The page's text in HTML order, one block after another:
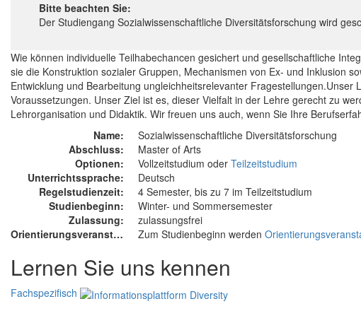
Bitte beachten Sie:
Der Studiengang Sozialwissenschaftliche Diversitätsforschung wird
Wie können individuelle Teilhabechancen gesichert und gesellschaftliche
sie die Konstruktion sozialer Gruppen, Mechanismen von Ex- und Inklusion
Entwicklung und Bearbeitung ungleichheitsrelevanter
Voraussetzungen. Unser Ziel ist es, dieser Vielfalt in der Lehre gerecht zu
Lehrorganisation und Didaktik. Wir freuen uns auch, wenn Sie Ihre
Name:
Sozialwissenschaftliche Diversitätsforschung
Abschluss:
Master of Arts
Optionen:
Vollzeitstudium oder Teilzeitstudium
Unterrichtssprache:
Deutsch
Regelstudienzeit:
4 Semester, bis zu 7 im Teilzeitstudium
Studienbeginn:
Winter- und Sommersemester
Zulassung:
zulassungsfrei
Orientierungsveranstaltung:
Zum Studienbeginn werden
Lernen Sie uns kennen
Fachspezifisch